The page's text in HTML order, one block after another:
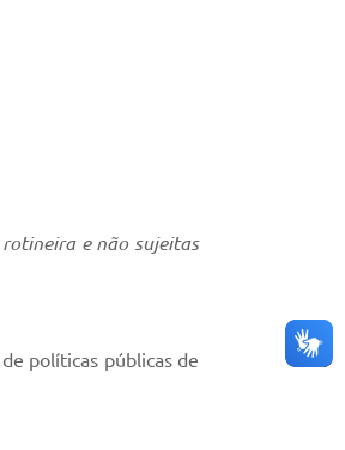
e não sujeitas
políticas públicas de